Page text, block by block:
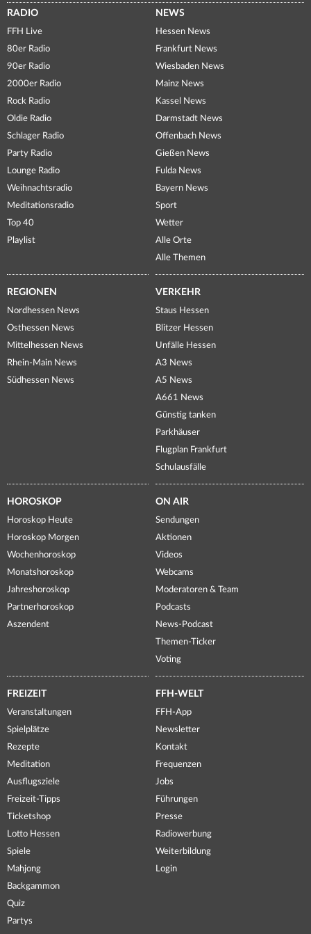
RADIO
FFH Live
80er Radio
90er Radio
2000er Radio
Rock Radio
Oldie Radio
Schlager Radio
Party Radio
Lounge Radio
Weihnachtsradio
Meditationsradio
Top 40
Playlist
NEWS
Hessen News
Frankfurt News
Wiesbaden News
Mainz News
Kassel News
Darmstadt News
Offenbach News
Gießen News
Fulda News
Bayern News
Sport
Wetter
Alle Orte
Alle Themen
REGIONEN
Nordhessen News
Osthessen News
Mittelhessen News
Rhein-Main News
Südhessen News
VERKEHR
Staus Hessen
Blitzer Hessen
Unfälle Hessen
A3 News
A5 News
A661 News
Günstig tanken
Parkhäuser
Flugplan Frankfurt
Schulausfälle
HOROSKOP
Horoskop Heute
Horoskop Morgen
Wochenhoroskop
Monatshoroskop
Jahreshoroskop
Partnerhoroskop
Aszendent
ON AIR
Sendungen
Aktionen
Videos
Webcams
Moderatoren & Team
Podcasts
News-Podcast
Themen-Ticker
Voting
FREIZEIT
Veranstaltungen
Spielplätze
Rezepte
Meditation
Ausflugsziele
Freizeit-Tipps
Ticketshop
Lotto Hessen
Spiele
Mahjong
Backgammon
Quiz
Partys
FFH-WELT
FFH-App
Newsletter
Kontakt
Frequenzen
Jobs
Führungen
Presse
Radiowerbung
Weiterbildung
Login